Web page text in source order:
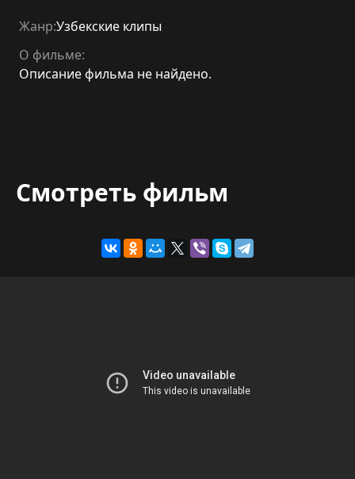
Жанр:Узбекские клипы
О фильме:
Описание фильма не найдено.
Смотреть фильм